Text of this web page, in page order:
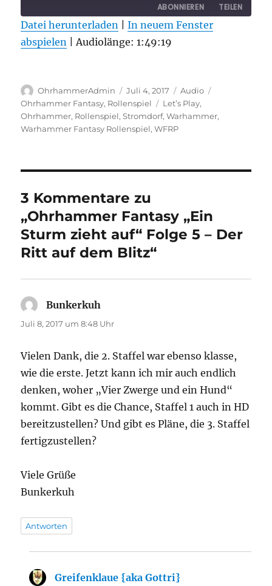
ABONNIEREN TEILEN
RSS FEED
TEILEN
EMBED
Datei herunterladen |In neuem Fenster
abspielen |Audiolänge: 1:49:19
Autor
OhrhammerAdmin
Veröffentlicht
am
Juli 4, 2017 Format
Audio
Ohrhammer Fantasy, Rollenspiel Schlagwörter
Let’s Play,
Ohrhammer, Rollenspiel,Stromdorf,Warhammer,
Warhammer Fantasy Rollenspiel,WFRP
3 Kommentare zu
„Ohrhammer Fantasy „Ein
Sturm zieht auf“ Folge 5 – Der
Ritt auf dem Blitz“
Bunkerkuh
Juli 8, 2017 um 8:48 Uhr
Vielen Dank, die 2. Staffel war ebenso klasse,
wie die erste. Jetzt kann ich mir auch endlich
denken, woher „Vier Zwerge und ein Hund“
kommt. Gibt es die Chance, Staffel 1 auch in HD
bereitzustellen? Und gibt es Pläne, die 3. Staffel
fertigzustellen?
Viele Grüße
Bunkerkuh
Antworten
Greifenklaue {aka Gottri}